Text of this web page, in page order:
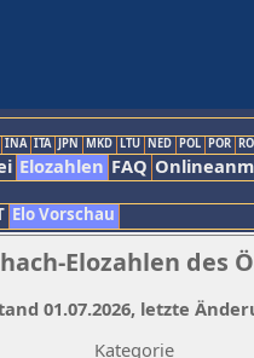
INA ITA JPN MKD LTU NED POL POR
Elozahlen FAQ
Elo Vorschau
Elozahlen des
Kategorie
01.07.2026, letzte